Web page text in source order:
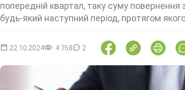
попередній квартал, таку суму повернення
будь-який наступний період, протягом
22.10.2024 4 768 2